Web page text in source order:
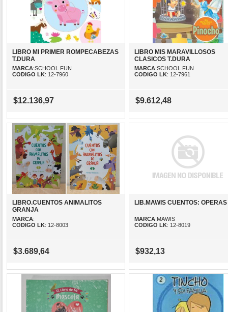
LIBRO MI PRIMER ROMPECABEZAS
T.DURA
MARCA:SCHOOL FUN
CODIGO LK: 12-7960
$12.136,97
LIBRO MIS MARAVILLOSOS
CLASICOS T.DURA
MARCA:SCHOOL FUN
CODIGO LK: 12-7961
$9.612,48
LIBRO.CUENTOS ANIMALITOS
GRANJA
MARCA:
CODIGO LK: 12-8003
$3.689,64
LIB.MAWIS CUENTOS: OPERAS
MARCA:MAWIS
CODIGO LK: 12-8019
$932,13